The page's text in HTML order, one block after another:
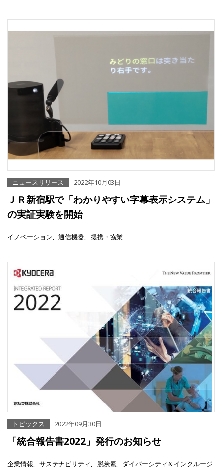
ニュースリリース 2022年10月03日
ＪＲ新宿駅で「わかりやすい字幕表示システム」
の実証実験を開始
イノベーション 通信機器 提携・協業
トピックス 2022年09月30日
「統合報告書2022」発行のお知らせ
企業情報 サステナビリティ 脱炭素
ダイバーシティ＆インクルージ